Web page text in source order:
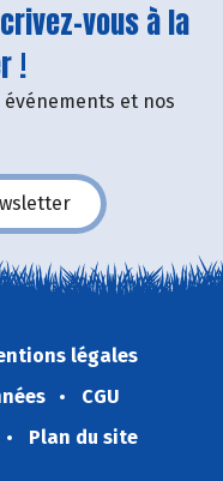
vous à la
!
et nos
légales
CGU
Plan du site